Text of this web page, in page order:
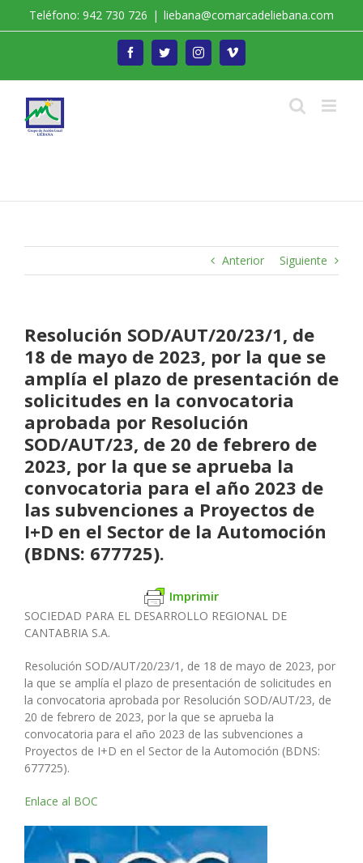
Teléfono: 942 730 726 | liebana@comarcadeliebana.com
FacebookTwitterInstagramVimeo
Anterior Siguiente
Resolución SOD/AUT/20/23/1, de
18 de mayo de 2023, por la que se
amplía el plazo de presentación de
solicitudes en la convocatoria
aprobada por Resolución
SOD/AUT/23, de 20 de febrero de
2023, por la que se aprueba la
convocatoria para el año 2023 de
las subvenciones a Proyectos de
I+D en el Sector de la Automoción
(BDNS: 677725).
Imprimir
SOCIEDAD PARA EL DESARROLLO REGIONAL DE
CANTABRIA S.A.
Resolución SOD/AUT/20/23/1, de 18 de mayo de 2023, por
la que se amplía el plazo de presentación de solicitudes en
la convocatoria aprobada por Resolución SOD/AUT/23, de
20 de febrero de 2023, por la que se aprueba la
convocatoria para el año 2023 de las subvenciones a
Proyectos de I+D en el Sector de la Automoción (BDNS:
677725).
Enlace al BOC